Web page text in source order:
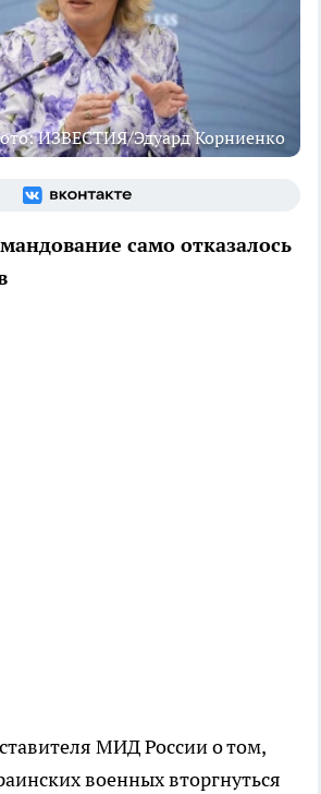
ИЗВЕСТИЯ/Эдуард Корниенко
само отказалось
МИД России о том,
военных вторгнуться